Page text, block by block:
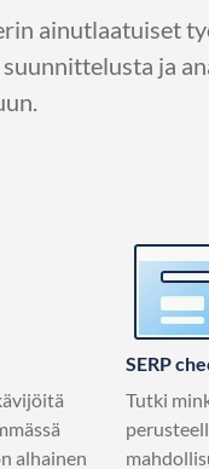
ainutlaatuiset
ja
alhainen
SERP
Tutki